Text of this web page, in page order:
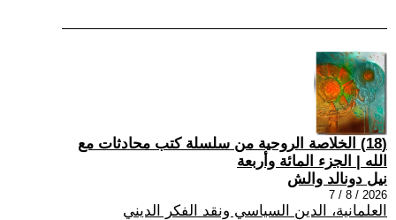
(18) الخلاصة الروحية من سلسلة كتب محادثات مع
الله | الجزء المائة وأربعة
نيل دونالد والش
2026 / 8 / 7
العلمانية، الدين السياسي ونقد الفكر الديني